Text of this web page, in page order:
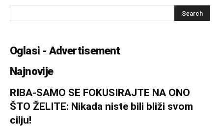
Oglasi - Advertisement
Najnovije
RIBA-SAMO SE FOKUSIRAJTE NA ONO
ŠTO ŽELITE: Nikada niste bili bliži svom
cilju!